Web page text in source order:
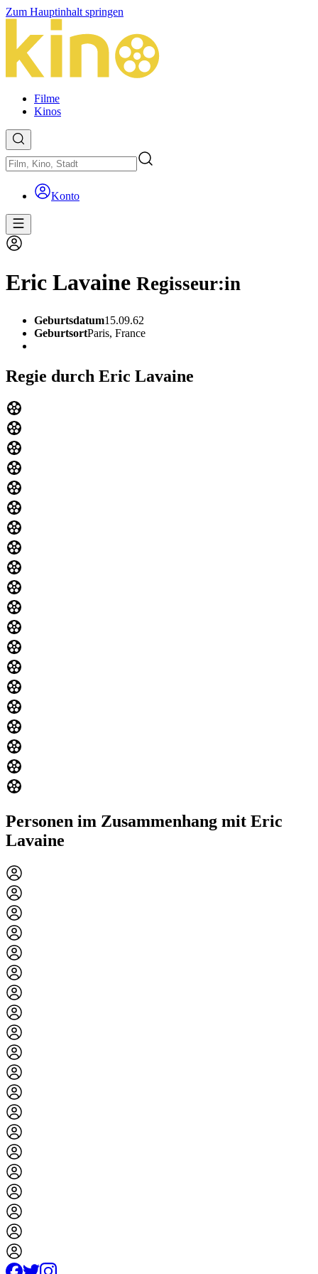
Zum Hauptinhalt springen
Filme
Kinos
Konto
Eric Lavaine Regisseur:in
Geburtsdatum15.09.62
GeburtsortParis, France
Regie durch Eric Lavaine
Personen im Zusammenhang mit Eric
Lavaine